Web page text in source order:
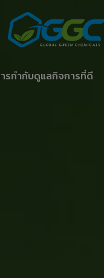
รกำกับดูแลกิจการที่ดี